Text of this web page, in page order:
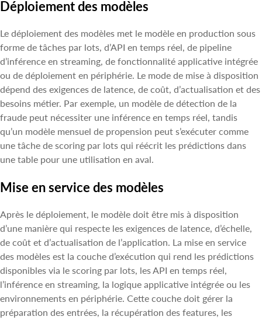
Déploiement des modèles
Le déploiement des modèles met le modèle en production sous
forme de tâches par lots, d’API en temps réel, de pipeline
d’inférence en streaming, de fonctionnalité applicative intégrée
ou de déploiement en périphérie. Le mode de mise à disposition
dépend des exigences de latence, de coût, d’actualisation et des
besoins métier. Par exemple, un modèle de détection de la
fraude peut nécessiter une inférence en temps réel, tandis
qu’un modèle mensuel de propension peut s’exécuter comme
une tâche de scoring par lots qui réécrit les prédictions dans
une table pour une utilisation en aval.
Mise en service des modèles
Après le déploiement, le modèle doit être mis à disposition
d’une manière qui respecte les exigences de latence, d’échelle,
de coût et d’actualisation de l’application. La mise en service
des modèles est la couche d’exécution qui rend les prédictions
disponibles via le scoring par lots, les API en temps réel,
l’inférence en streaming, la logique applicative intégrée ou les
environnements en périphérie. Cette couche doit gérer la
préparation des entrées, la récupération des features, les